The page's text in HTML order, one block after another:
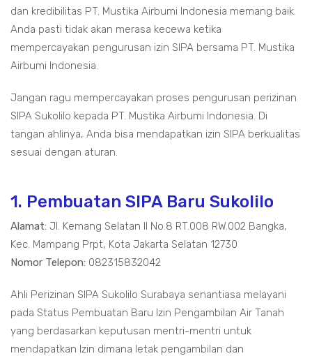
dan kredibilitas PT. Mustika Airbumi Indonesia memang baik.
Anda pasti tidak akan merasa kecewa ketika
mempercayakan pengurusan izin SIPA bersama PT. Mustika
Airbumi Indonesia.
Jangan ragu mempercayakan proses pengurusan perizinan
SIPA Sukolilo kepada PT. Mustika Airbumi Indonesia. Di
tangan ahlinya, Anda bisa mendapatkan izin SIPA berkualitas
sesuai dengan aturan.
1. Pembuatan SIPA Baru Sukolilo
Alamat: Jl. Kemang Selatan II No.8 RT.008 RW.002 Bangka,
Kec. Mampang Prpt, Kota Jakarta Selatan 12730
Nomor Telepon: 082315832042
Ahli Perizinan SIPA Sukolilo Surabaya senantiasa melayani
pada Status Pembuatan Baru Izin Pengambilan Air Tanah
yang berdasarkan keputusan mentri-mentri untuk
mendapatkan Izin dimana letak pengambilan dan